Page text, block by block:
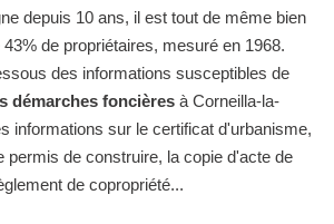
depuis 10 ans, il est tout de même bien
de propriétaires, mesuré en 1968.
des informations susceptibles de
démarches foncières à Corneilla-la-
informations sur le certificat d'urbanisme,
permis de construire, la copie d'acte de
de copropriété...